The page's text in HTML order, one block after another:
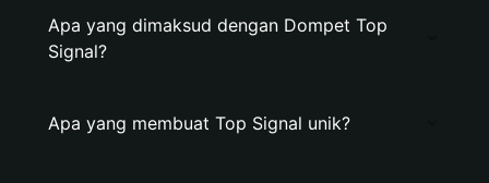
Apa yang dimaksud dengan Dompet Top
Signal?
Apa yang membuat Top Signal unik?